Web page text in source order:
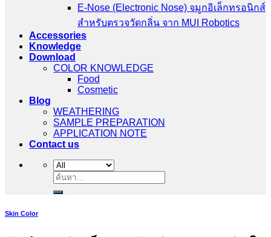
E‑Nose (Electronic Nose) จมูกอิเล็กทรอนิกส์
สำหรับตรวจวัดกลิ่น จาก MUI Robotics
Accessories
Knowledge
Download
COLOR KNOWLEDGE
Food
Cosmetic
Blog
WEATHERING
SAMPLE PREPARATION
APPLICATION NOTE
Contact us
ค้นหา:
Skin Color